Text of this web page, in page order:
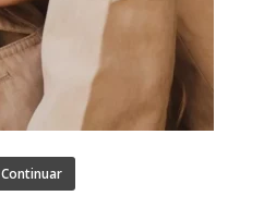
Continuar